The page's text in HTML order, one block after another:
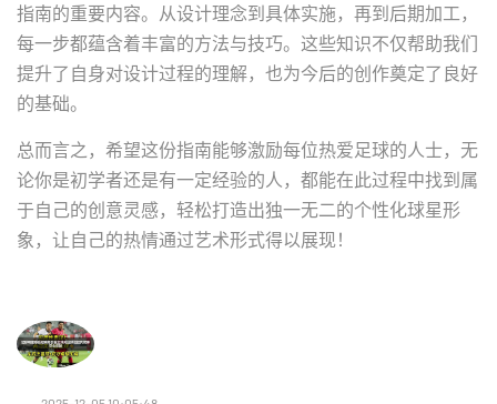
指南的重要内容。从设计理念到具体实施，再到后期加工，
每一步都蕴含着丰富的方法与技巧。这些知识不仅帮助我们
提升了自身对设计过程的理解，也为今后的创作奠定了良好
的基础。
总而言之，希望这份指南能够激励每位热爱足球的人士，无
论你是初学者还是有一定经验的人，都能在此过程中找到属
于自己的创意灵感，轻松打造出独一无二的个性化球星形
象，让自己的热情通过艺术形式得以展现！